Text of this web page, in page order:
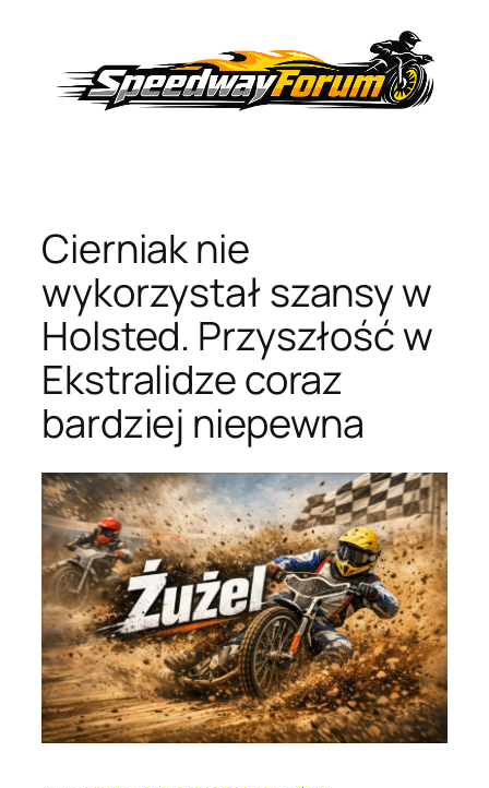
Cierniak nie
wykorzystał szansy w
Holsted. Przyszłość w
Ekstralidze coraz
bardziej niepewna